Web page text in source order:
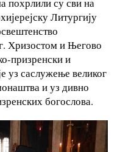
су сви на
Литургију
Хризостом и Његово
призренски и
уз саслужење великог
и уз дивно
богослова.